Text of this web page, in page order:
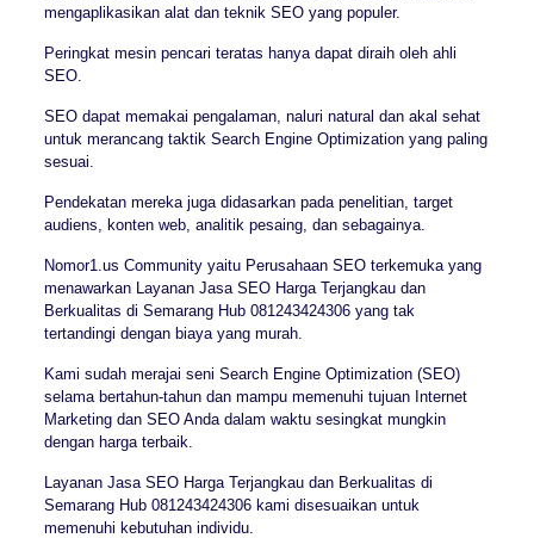
mengaplikasikan alat dan teknik SEO yang populer.
Peringkat mesin pencari teratas hanya dapat diraih oleh ahli
SEO.
SEO dapat memakai pengalaman, naluri natural dan akal sehat
untuk merancang taktik Search Engine Optimization yang paling
sesuai.
Pendekatan mereka juga didasarkan pada penelitian, target
audiens, konten web, analitik pesaing, dan sebagainya.
Nomor1.us Community yaitu Perusahaan SEO terkemuka yang
menawarkan Layanan Jasa SEO Harga Terjangkau dan
Berkualitas di Semarang Hub 081243424306 yang tak
tertandingi dengan biaya yang murah.
Kami sudah merajai seni Search Engine Optimization (SEO)
selama bertahun-tahun dan mampu memenuhi tujuan Internet
Marketing dan SEO Anda dalam waktu sesingkat mungkin
dengan harga terbaik.
Layanan Jasa SEO Harga Terjangkau dan Berkualitas di
Semarang Hub 081243424306 kami disesuaikan untuk
memenuhi kebutuhan individu.